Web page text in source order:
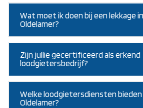
Wat moet ik doen bij een lekkage
Oldelamer?
Zijn jullie gecertificeerd als erkend
loodgietersbedrijf?
Welke loodgietersdiensten bieden
Oldelamer?